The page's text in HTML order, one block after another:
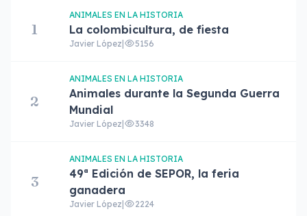
1
ANIMALES EN LA HISTORIA
La colombicultura, de fiesta
Javier López 5156
2
ANIMALES EN LA HISTORIA
Animales durante la Segunda Guerra
Mundial
Javier López 3348
3
ANIMALES EN LA HISTORIA
49ª Edición de SEPOR, la feria
ganadera
Javier López 2224